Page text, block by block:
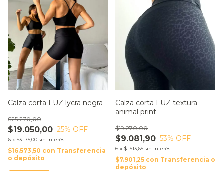
Calza corta LUZ lycra negra
$19.050,00
$25.270,00
25% OFF
6 x $3.175,00 sin interés
$16.573,50 con Transferencia
o depósito
Calza corta LUZ textura
animal print
$9.081,90
$19.270,00
53% OFF
6 x $1.513,65 sin interés
$7.901,25 con Transferencia o
depósito